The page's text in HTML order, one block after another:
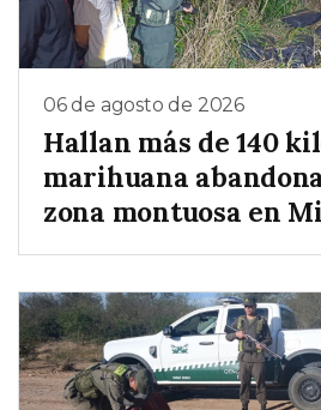
06 de agosto de 2026
Hallan más de 140
marihuana
zona montuosa en